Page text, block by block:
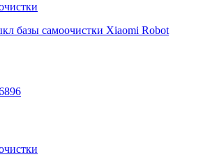
базы самоочистки Xiaomi Robot